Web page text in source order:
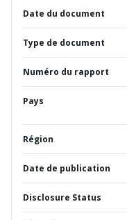
Date du document
Type de document
Numéro du rapport
Pays
Région
Date de publication
Disclosure Status